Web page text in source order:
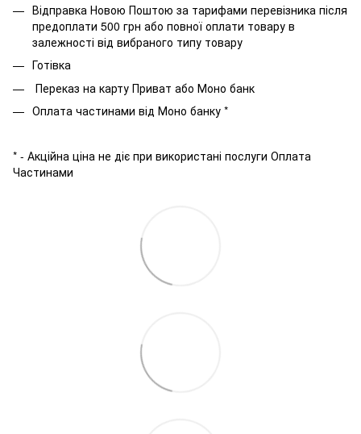
Відправка Новою Поштою за тарифами перевізника після
предоплати 500 грн або повної оплати товару в
залежності від вибраного типу товару
Готівка
Переказ на карту Приват або Моно банк
Оплата частинами від Моно банку *
* - Акційна ціна не діє при використані послуги Оплата
Частинами